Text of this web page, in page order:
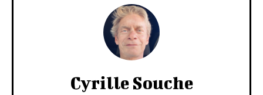
Cyrille Souche